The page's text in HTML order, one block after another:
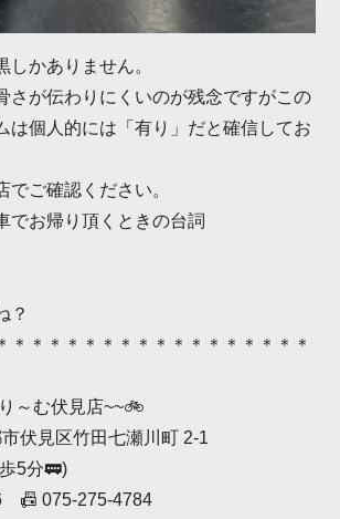
しかありません。
さが伝わりにくいのが残念ですがこの
は個人的には「有り」だと確信してお
でご確認ください。
でお帰り頂くときの台詞
？
＊＊＊＊＊＊＊＊＊＊＊＊＊＊＊＊＊
～む伏見店~~🚲
伏見区竹田七瀬川町 2-1
5分🚃)
📠 075-275-4784